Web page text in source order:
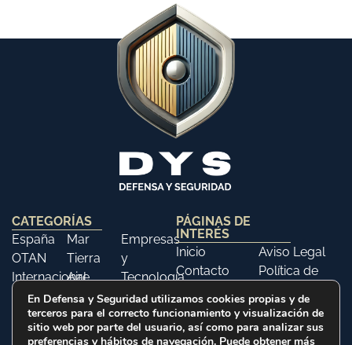
CATEGORÍAS
España
OTAN
Internacional
Opinión
Mar
Tierra
Aire
Libros
Empresas
y
Tecnología
Ferias y
Eventos
Historia
PÁGINAS DE
INTERÉS
Inicio
Contacto
Aviso Legal
Política de
Política de
Cookies
En Defensa y Seguridad utilizamos cookies propias y de
terceros para el correcto funcionamiento y visualización de
sitio web por parte del usuario, así como para analizar sus
preferencias y hábitos de navegación. Puede obtener más